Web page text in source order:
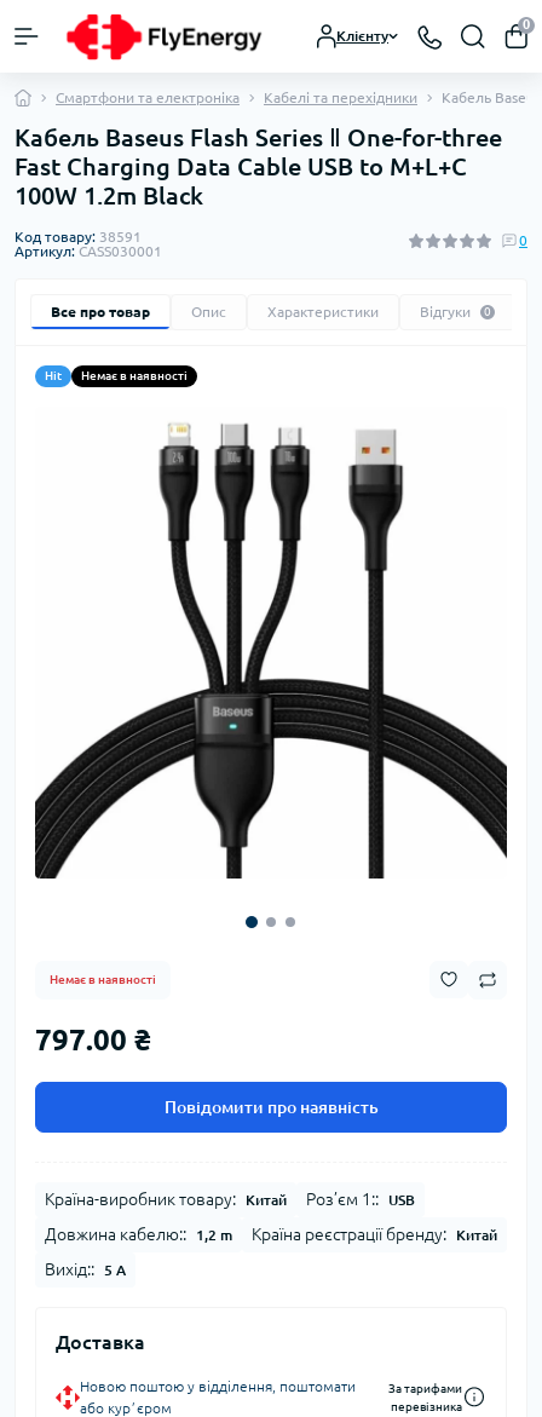
Клієнту
0
Смартфони та електроніка Кабелі та перехідники Кабель
Кабель Baseus Flash Series Ⅱ One-for-three
Fast Charging Data Cable USB to M+L+C
100W 1.2m Black
Код товару: 38591
Артикул: CASS030001
0
Все про товар Опис Характеристики Відгуки 0
Hit Немає в наявності
Немає в наявності
797.00 ₴
Повідомити про наявність
Країна-виробник товару: Китай Роз’єм 1:: USB
Довжина кабелю:: 1,2 m Країна реєстрації бренду: Китай
Вихід:: 5 A
Доставка
Новою поштою у відділення, поштомати
або курʼєром
За тарифами
перевізника